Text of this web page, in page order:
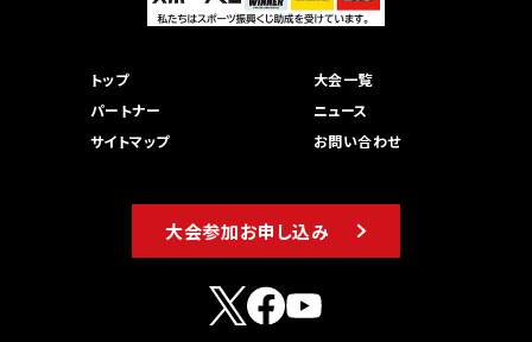
トップ
大会一覧
パートナー
ニュース
サイトマップ
お問い合わせ
大会参加お申し込み